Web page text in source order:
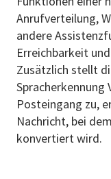
Anrufverteilung,
andere
Erreichbarkeit
Zusätzlich stellt
Posteingang zu,
Nachricht, bei
konvertiert wird.